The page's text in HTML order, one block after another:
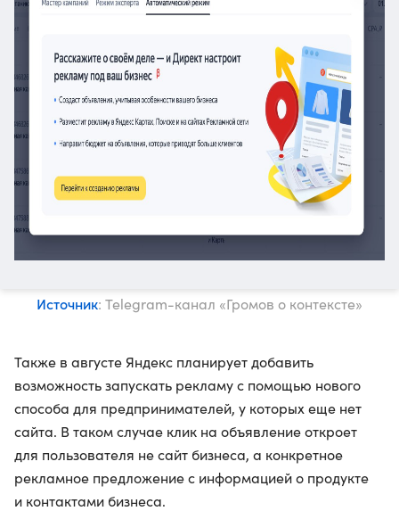
Источник: Telegram-канал «Громов о контексте»
Также в августе Яндекс планирует добавить
возможность запускать рекламу с помощью нового
способа для предпринимателей, у которых еще нет
сайта. В таком случае клик на объявление откроет
для пользователя не сайт бизнеса, а конкретное
рекламное предложение с информацией о продукте
и контактами бизнеса.